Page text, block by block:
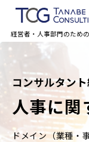
経営者・人事部門のため
コンサルタン
人事に関
ドメイン（業種・